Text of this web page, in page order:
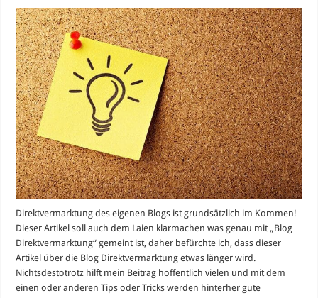
Direktvermarktung des eigenen Blogs ist grundsätzlich im Kommen!
Dieser Artikel soll auch dem Laien klarmachen was genau mit „Blog
Direktvermarktung“ gemeint ist, daher befürchte ich, dass dieser
Artikel über die Blog Direktvermarktung etwas länger wird.
Nichtsdestotrotz hilft mein Beitrag hoffentlich vielen und mit dem
einen oder anderen Tips oder Tricks werden hinterher gute